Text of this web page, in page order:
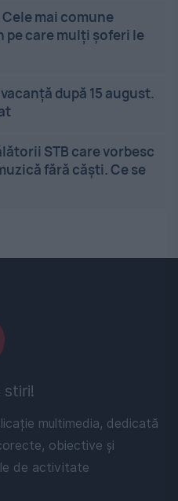
mai comune
pe care mulți șoferi le
după 15 august.
STB care vorbesc
fără căști. Ce se
multimedia, dedicată
obiective și
de activitate